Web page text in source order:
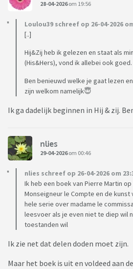
28-04-2026om 19:56
Loulou39 schreef op 26-04-2026
[..]
Hij&Zij heb ik gelezen en staat als
(His&Hers), vond ik allebei ook goed.
Ben benieuwd welke je gaat lezen
zijn welkom namelijk😇
Ik ga dadelijk beginnen in Hij & zij.
nlies
29-04-2026om 00:46
nlies schreef op 26-04-2026 om
Ik heb een boek van Pierre Martin
Monseigneur le Compte en de kunst
hele serie over madame le
leesvoer als je even niet te diep wil
toestanden wil
Ik zie net dat delen doden moet zijn.
Maar het boek is uit en voldeed aan